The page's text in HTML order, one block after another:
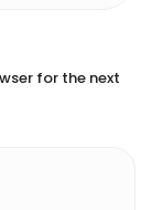
for the next